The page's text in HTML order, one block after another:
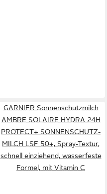
GARNIER Sonnenschutzmilch
AMBRE SOLAIRE HYDRA 24H
PROTECT+ SONNENSCHUTZ-
MILCH LSF 50+, Spray-Textur,
schnell einziehend, wasserfeste
Formel, mit Vitamin C